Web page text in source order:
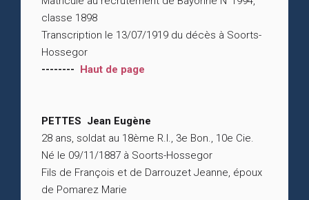
classe 1898
Transcription le 13/07/1919 du décès à Soorts-
Hossegor
-------- Haut de page
PETTES Jean Eugène
28 ans, soldat au 18ème R.I., 3e Bon., 10e Cie.
Né le 09/11/1887 à Soorts-Hossegor
Fils de François et de Darrouzet Jeanne, époux
de Pomarez Marie